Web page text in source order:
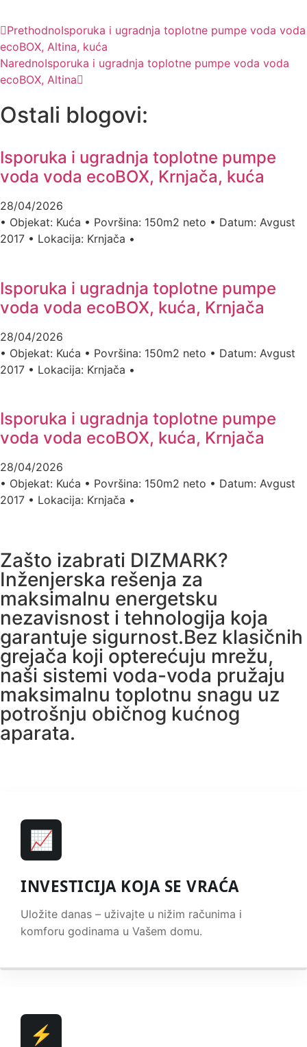
PrethodnoIsporuka i ugradnja toplotne pumpe voda voda
ecoBOX, Altina, kuća
NarednoIsporuka i ugradnja toplotne pumpe voda voda
ecoBOX, Altina
Ostali blogovi:
Isporuka i ugradnja toplotne pumpe
voda voda ecoBOX, Krnjača, kuća
28/04/2026
• Objekat: Kuća • Površina: 150m2 neto • Datum: Avgust
2017 • Lokacija: Krnjača •
Isporuka i ugradnja toplotne pumpe
voda voda ecoBOX, kuća, Krnjača
28/04/2026
• Objekat: Kuća • Površina: 150m2 neto • Datum: Avgust
2017 • Lokacija: Krnjača •
Isporuka i ugradnja toplotne pumpe
voda voda ecoBOX, kuća, Krnjača
28/04/2026
• Objekat: Kuća • Površina: 150m2 neto • Datum: Avgust
2017 • Lokacija: Krnjača •
Zašto izabrati DIZMARK?
Inženjerska rešenja za
maksimalnu energetsku
nezavisnost i tehnologija koja
garantuje sigurnost.Bez klasičnih
grejača koji opterećuju mrežu,
naši sistemi voda-voda pružaju
maksimalnu toplotnu snagu uz
potrošnju običnog kućnog
aparata.
📈
INVESTICIJA KOJA SE VRAĆA
Uložite danas – uživajte u nižim računima i
komforu godinama u Vašem domu.
⚡